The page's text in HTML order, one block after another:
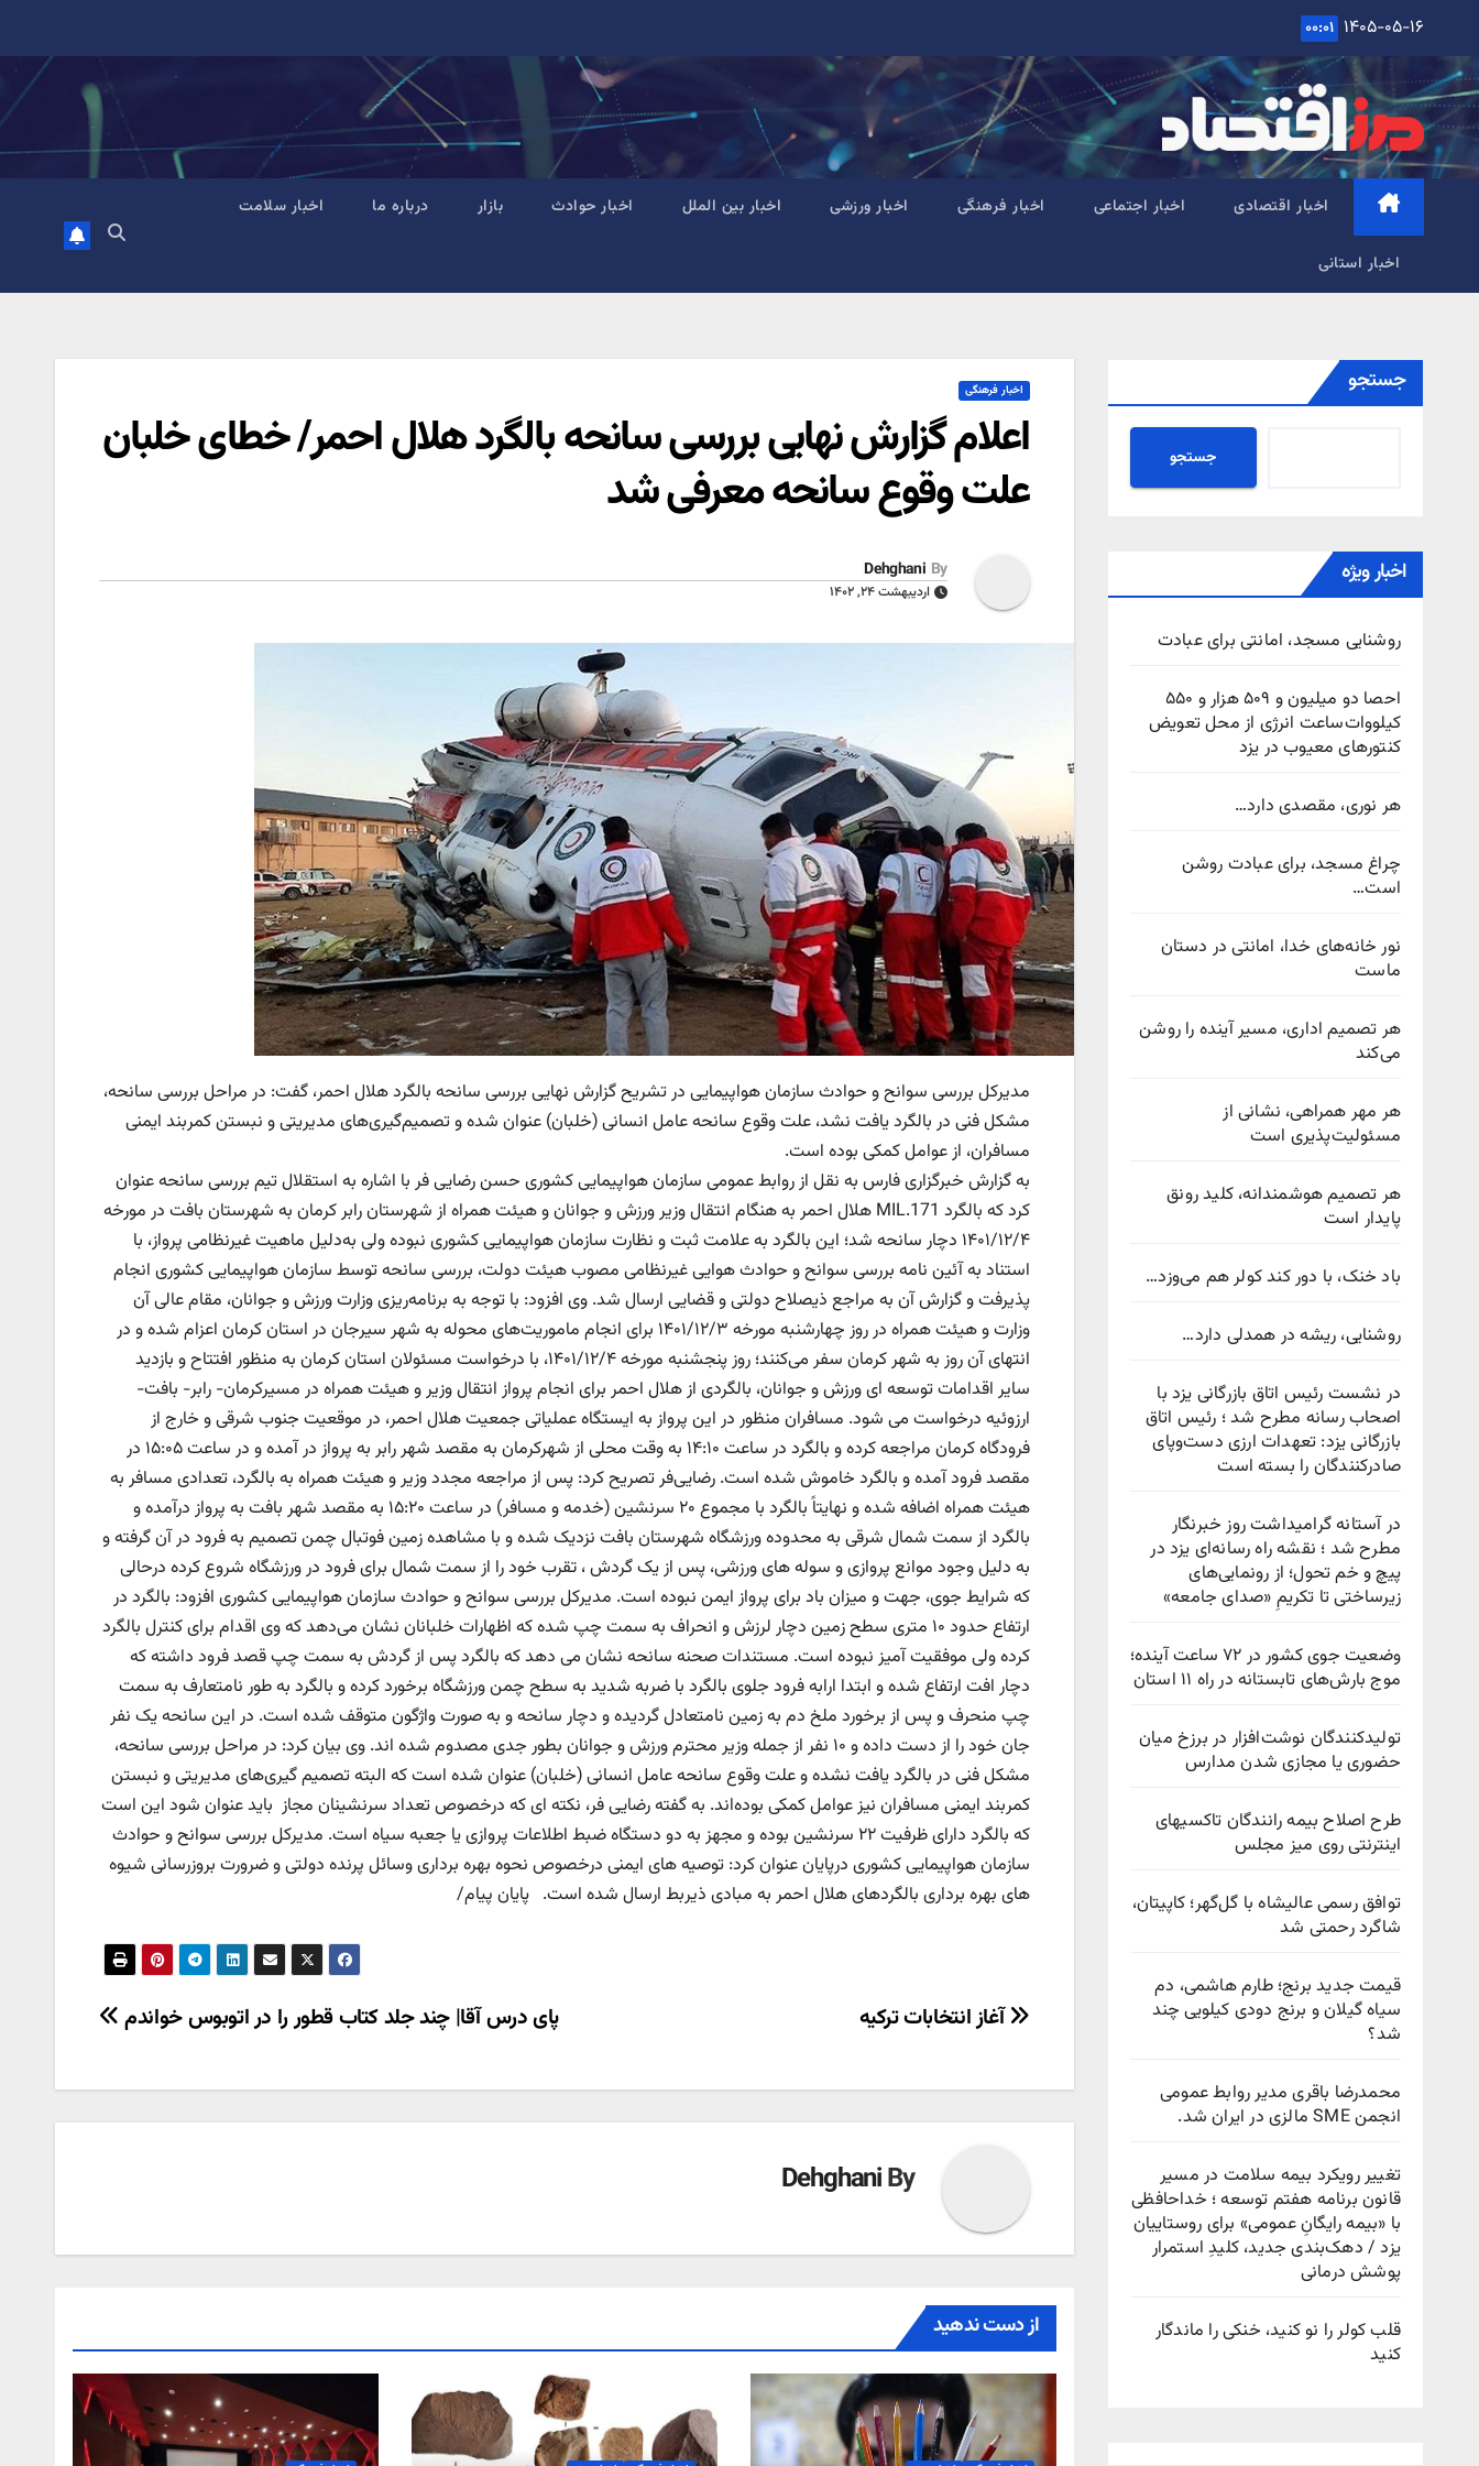
content
۱۴۰۵-۰۵-۱۶ ۰۰:۰۱
اخبار اقتصادی اخبار اجتماعی اخبار فرهنگی اخبار ورزشی اخبار بین الملل اخبار حوادث بازار درباره ما اخبار سلامت
اخبار استانی
جستجو
جستجو
اخبار ویژه
روشنایی مسجد، امانتی برای عبادت
احصا دو میلیون و ۵۰۹ هزار و ۵۵۰
کیلووات‌ساعت انرژی از محل تعویض
کنتورهای معیوب در یزد
هر نوری، مقصدی دارد…
چراغ مسجد، برای عبادت روشن
است…
نور خانه‌های خدا، امانتی در دستان
ماست
هر تصمیم اداری، مسیر آینده را روشن
می‌کند
هر مهر همراهی، نشانی از
مسئولیت‌پذیری است
هر تصمیم هوشمندانه، کلید رونق
پایدار است
باد خنک، با دور کند کولر هم می‌وزد…
روشنایی، ریشه در همدلی دارد…
در نشست رئیس اتاق بازرگانی یزد با
اصحاب رسانه مطرح شد ؛ رئیس اتاق
بازرگانی یزد: تعهدات ارزی دست‌وپای
صادرکنندگان را بسته است
در آستانه گرامیداشت روز خبرنگار
مطرح شد ؛ نقشه راه رسانه‌ای یزد در
پیچ‌ و خم تحول؛ از رونمایی‌های
زیرساختی تا تکریمِ «صدای جامعه»
وضعیت جوی کشور در ۷۲ ساعت آینده؛
موج بارش‌های تابستانه در راه ۱۱ استان
تولیدکنندگان نوشت‌افزار در برزخ میان
حضوری یا مجازی شدن مدارس
طرح اصلاح بیمه رانندگان تاکسیهای
اینترنتی روی میز مجلس
توافق رسمی عالیشاه با گل‌گهر؛ کاپیتان،
شاگرد رحمتی شد
قیمت جدید برنج؛ طارم هاشمی، دم
سیاه گیلان و برنج دودی کیلویی چند
شد؟
محمدرضا باقری مدیر روابط عمومی
انجمن SME مالزی در ایران شد.
تغییر رویکرد بیمه سلامت در مسیر
قانون برنامه هفتم توسعه ؛ خداحافظی
با «بیمه رایگانِ عمومی» برای روستاییان
یزد / دهک‌بندی جدید، کلیدِ استمرار
پوشش درمانی
قلب کولر را نو کنید، خنکی را ماندگار
کنید
اخبار فرهنگی
اعلام گزارش نهایی بررسی سانحه بالگرد هلال احمر/ خطای خلبان
علت وقوع سانحه ‌معرفی شد
By
Dehghani
اردیبهشت ۲۴, ۱۴۰۲
مدیرکل بررسی سوانح و حوادث سازمان هواپیمایی در تشریح گزارش نهایی بررسی سانحه بالگرد هلال احمر، گفت: در مراحل بررسی سانحه،
مشکل فنی در بالگرد یافت نشد، علت وقوع سانحه عامل انسانی (خلبان) عنوان شده و تصمیم‌گیری‌های مدیریتی و نبستن کمربند ایمنی
مسافران، از عوامل کمکی بوده است.
به گزارش خبرگزاری فارس به نقل از رو‌ابط عمومی سازمان هواپیمایی کشوری‌ حسن رضایی فر با اشاره به استقلال تیم بررسی سانحه عنوان
کرد که بالگرد MIL.171 هلال احمر به هنگام انتقال وزیر ورزش و جوانان و هیئت همراه از شهرستان رابر کرمان به شهرستان بافت در مورخه
۱۴۰۱/۱۲/۴ دچار سانحه شد؛ این بالگرد به علامت ثبت و نظارت سازمان هواپیمایی کشوری نبوده ولی به‌دلیل ماهیت غیرنظامی پرواز، با
استناد به آئین نامه بررسی سوانح و حوادث هوایی غیرنظامی مصوب هیئت دولت، بررسی سانحه توسط سازمان هواپیمایی کشوری انجام
پذیرفت و گزارش آن به مراجع ذیصلاح دولتی و قضایی ارسال شد. وی افزود: با توجه به برنامه‌ریزی وزارت ورزش و جوانان، مقام عالی آن
وزارت و هیئت همراه‌ در روز چهارشنبه مورخه ۱۴۰۱/۱۲/۳ برای انجام ماموریت‌های محوله به شهر سیرجان در استان کرمان اعزام شده و در
انتهای آن روز به شهر کرمان سفر می‌کنند؛ ‌روز پنجشنبه مورخه ۱۴۰۱/۱۲/۴، با درخواست مسئولان استان کرمان به منظور افتتاح و بازدید
سایر اقدامات توسعه ای ورزش و جوانان، بالگردی از هلال احمر برای انجام پرواز انتقال وزیر و هیئت همراه در مسیرکرمان- رابر- بافت-
ارزوئیه درخواست می شود. مسافران منظور در این پرواز به ایستگاه عملیاتی جمعیت هلال احمر، در موقعیت جنوب شرقی و خارج از
فرودگاه کرمان مراجعه کرده و بالگرد در ساعت ۱۴:۱۰ به وقت محلی از شهرکرمان به مقصد شهر رابر به پرواز در آمده و در ساعت ۱۵:۰۵ در
مقصد فرود آمده و بالگرد خاموش شده است. رضایی‌فر تصریح کرد: پس از مراجعه مجدد وزیر و هیئت همراه به بالگرد، تعدادی مسافر به
هیئت همراه اضافه شده و نهایتاً بالگرد با مجموع ۲۰ سرنشین (خدمه و مسافر) در ساعت ۱۵:۲۰ به مقصد شهر بافت به پرواز درآمده و
بالگرد از سمت شمال شرقی به محدوده ورزشگاه شهرستان بافت نزدیک شده و با مشاهده زمین فوتبال چمن تصمیم به فرود در آن گرفته و
به دلیل وجود موانع پروازی و سوله های ورزشی، پس از یک گردش ، تقرب خود را از سمت شمال برای فرود در ورزشگاه شروع کرده درحالی
که شرایط جوی، جهت و میزان باد برای پرواز ایمن نبوده است. مدیرکل بررسی سوانح و حوادث سازمان هواپیمایی کشوری افزود: بالگرد در
ارتفاع حدود ۱۰ متری سطح زمین دچار لرزش و انحراف به سمت چپ شده که اظهارات خلبانان نشان می‌دهد که وی اقدام برای کنترل بالگرد
کرده ولی موفقیت آمیز نبوده است. مستندات صحنه سانحه نشان می دهد که بالگرد پس از گردش به سمت چپ قصد فرود داشته که
دچار افت ارتفاع شده و ابتدا ارابه فرود جلوی بالگرد با ضربه شدید به سطح چمن ورزشگاه برخورد کرده و بالگرد به طور نامتعارف به سمت
چپ منحرف و پس از برخورد ملخ دم به زمین نامتعادل گردیده و دچار سانحه و به صورت واژگون متوقف شده است. در این سانحه یک نفر
جان خود را از دست داده و ۱۰ نفر از جمله وزیر محترم ورزش و جوانان بطور جدی مصدوم شده اند. وی بیان‌ کرد: در مراحل بررسی سانحه،
مشکل فنی در بالگرد یافت نشده و علت وقوع سانحه عامل انسانی (خلبان) عنوان شده است که البته تصمیم گیری‌های مدیریتی و نبستن
کمربند ایمنی مسافران نیز عوامل کمکی بوده‌اند. به گفته رضایی فر، نکته ای که درخصوص تعداد سرنشینان مجاز باید عنوان شود این است
که بالگرد دارای ظرفیت ۲۲ سرنشین بوده و مجهز به دو دستگاه ضبط اطلاعات پروازی یا جعبه سیاه است. مدیرکل بررسی سوانح و حوادث
سازمان هواپیمایی کشوری درپایان عنوان کرد: توصیه های ایمنی درخصوص نحوه بهره برداری وسائل پرنده دولتی و ضرورت بروزرسانی شیوه
های بهره برداری بالگردهای هلال احمر به مبادی ذیربط ارسال شده است. پایان پیام/
راهبری
پای درس آقا| چند جلد کتاب قطور را در اتوبوس خواندم آغاز انتخابات ترکیه
By
Dehghani
از دست ندهید